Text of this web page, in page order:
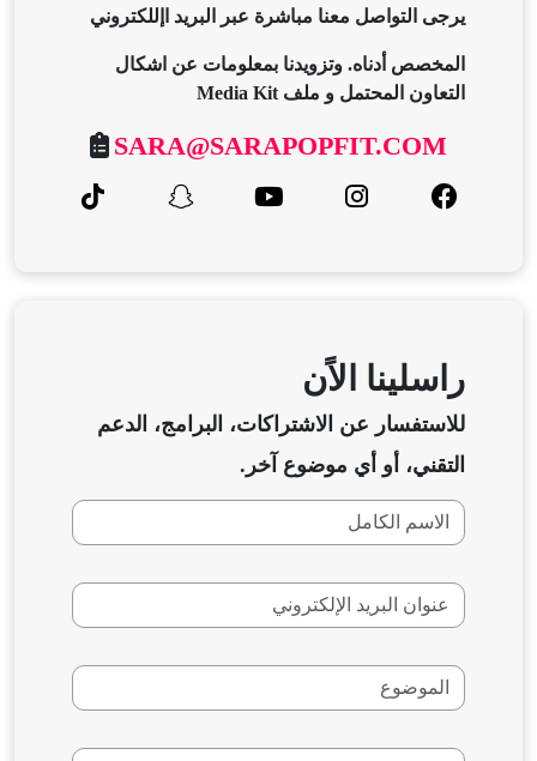
يرجى التواصل معنا مباشرة عبر البريد اإللكتروني
المخصص أدناه. وتزويدنا بمعلومات عن اشكال
التعاون المحتمل و ملف Media Kit
SARA@SARAPOPFIT.COM
راسلينا الاًن
للاستفسار عن الاشتراكات، البرامج، الدعم
التقني، أو أي موضوع آخر.